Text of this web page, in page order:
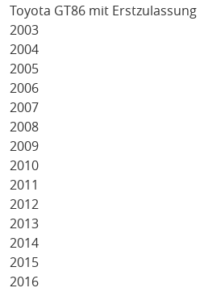
Toyota GT86 mit Erstzulassung
2003
2004
2005
2006
2007
2008
2009
2010
2011
2012
2013
2014
2015
2016